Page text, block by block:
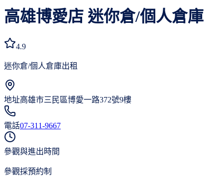
高雄博愛店 迷你倉/個人倉庫
4.9
迷你倉/個人倉庫出租
地址高雄市三民區博愛一路372號9樓
電話07-311-9667
參觀與進出時間
參觀採預約制